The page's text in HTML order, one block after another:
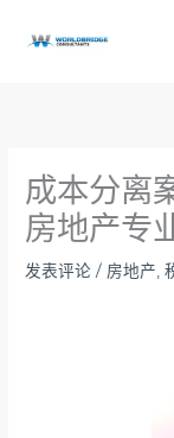
成本分离
房地产专
发表评论 / 房地产,